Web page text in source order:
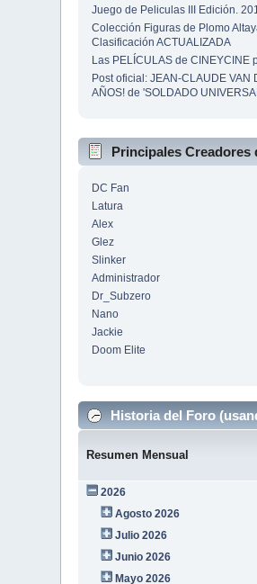
Juego de Peliculas III Edición.
Colección Figuras de Plomo
Clasificación ACTUALIZADA
Las PELÍCULAS de CINEYCINE
Post oficial: JEAN-CLAUDE VAN
AÑOS! de 'SOLDADO
Principales Creadores
DC Fan
Latura
Alex
Glez
Slinker
Administrador
Dr_Subzero
Nano
Jackie
Doom Elite
Historia del Foro
Resumen Mensual
2026
Agosto 2026
Julio 2026
Junio 2026
Mayo 2026